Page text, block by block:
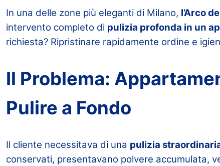
In una delle zone più eleganti di Milano, l’Arco
intervento completo di pulizia profonda in un
richiesta? Ripristinare rapidamente ordine e
Il Problema:
Pulire a Fondo
Il cliente necessitava di una pulizia
conservati, presentavano polvere accumulata,